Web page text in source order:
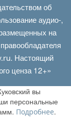
об
аудио-,
на
. Настоящий
ценза 12+»
вы
персональные
Подробнее.